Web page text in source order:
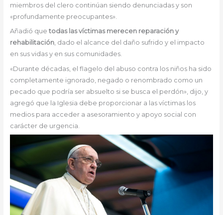
miembros del clero continúan siendo denunciadas y son
«profundamente preocupantes».
Añadió que todas las víctimas merecen reparación y
rehabilitación, dado el alcance del daño sufrido y el impacto
en sus vidas y en sus comunidades.
«Durante décadas, el flagelo del abuso contra los niños ha sido
completamente ignorado, negado o renombrado como un
pecado que podría ser absuelto si se busca el perdón», dijo, y
agregó que la Iglesia debe proporcionar a las víctimas los
medios para acceder a asesoramiento y apoyo social con
carácter de urgencia.